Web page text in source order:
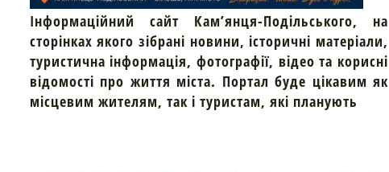
Інформаційний сайт Кам’янця-Подільського, на
сторінках якого зібрані новини, історичні матеріали,
туристична інформація, фотографії, відео та корисні
відомості про життя міста. Портал буде цікавим як
місцевим жителям, так і туристам, які планують